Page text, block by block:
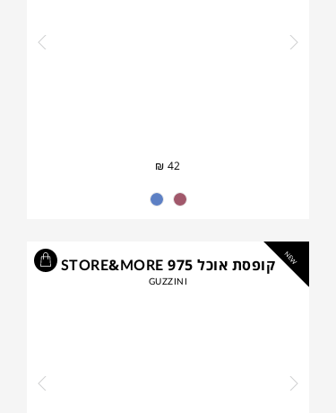
₪ 42
NEW קופסת אוכל STORE&MORE 975
GUZZINI